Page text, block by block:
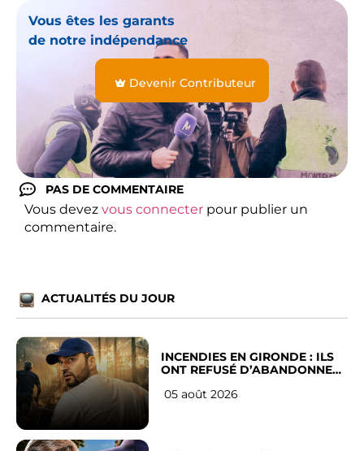
Vous êtes les garants
de notre indépendance
Devenir Contributeur
PAS DE COMMENTAIRE
Vous devez vous connecter pour publier un
commentaire.
ACTUALITÉS DU JOUR
INCENDIES EN GIRONDE : ILS
ONT REFUSÉ D’ABANDONNER
05 août 2026